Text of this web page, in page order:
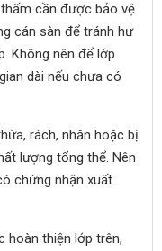
cần được bảo vệ
cán sàn để tránh hư
Không nên để lớp
dài nếu chưa có
rách, nhăn hoặc bị
lượng tổng thể. Nên
chứng nhận xuất
hoàn thiện lớp trên,